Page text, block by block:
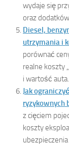
wydaje się
oraz
Diesel,
utrzymania i
porównać
realne koszty
i wartość
Jak
ryzykownych
z cięciem
koszty
ubezpieczenia